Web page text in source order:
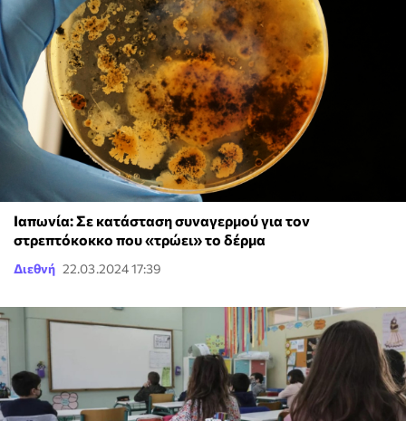
Ιαπωνία: Σε κατάσταση συναγερμού για τον
στρεπτόκοκκο που «τρώει» το δέρμα
Διεθνή 22.03.2024 17:39